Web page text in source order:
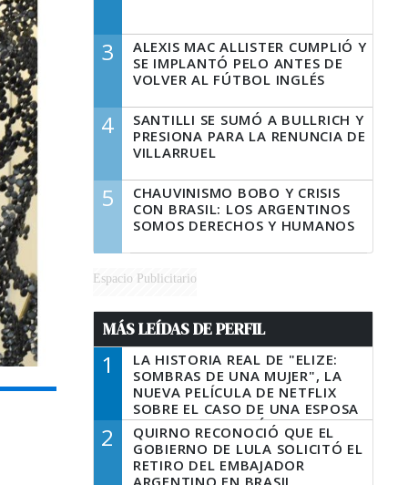
3
ALEXIS MAC ALLISTER CUMPLIÓ Y
SE IMPLANTÓ PELO ANTES DE
VOLVER AL FÚTBOL INGLÉS
4
SANTILLI SE SUMÓ A BULLRICH Y
PRESIONA PARA LA RENUNCIA DE
VILLARRUEL
5
CHAUVINISMO BOBO Y CRISIS
CON BRASIL: LOS ARGENTINOS
SOMOS DERECHOS Y HUMANOS
Espacio Publicitario
MÁS LEÍDAS DE PERFIL
1
LA HISTORIA REAL DE "ELIZE:
SOMBRAS DE UNA MUJER", LA
NUEVA PELÍCULA DE NETFLIX
SOBRE EL CASO DE UNA ESPOSA
QUE DESCUARTIZÓ A SU
MARIDO
2
QUIRNO RECONOCIÓ QUE EL
GOBIERNO DE LULA SOLICITÓ EL
RETIRO DEL EMBAJADOR
ARGENTINO EN BRASIL